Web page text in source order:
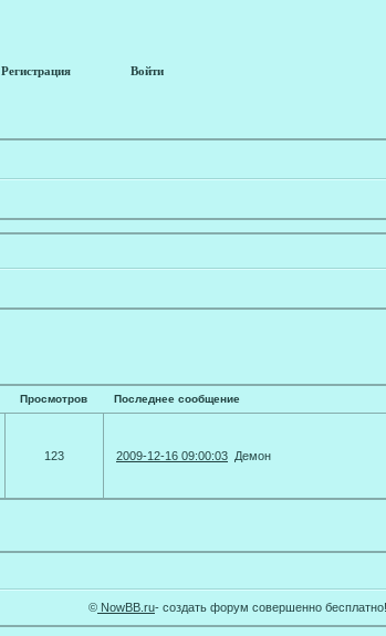
Регистрация Войти
Просмотров Последнее сообщение
123 2009-12-16 09:00:03 Демон
© NowBB.ru- cоздать форум совершенно бесплатно!